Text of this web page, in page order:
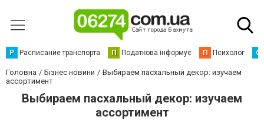
Р Расписание транспорта П Податкова інформує П Психолог С
Головна Бізнес новини
Выбираем пасхальный декор: изучаем
ассортимент
Выбираем пасхальный декор: изучаем
ассортимент